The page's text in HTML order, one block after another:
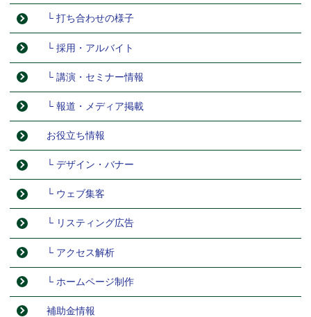
└ 打ち合わせの様子
└ 採用・アルバイト
└ 講演・セミナー情報
└ 報道・メディア掲載
お役立ち情報
└ デザイン・バナー
└ ウェブ集客
└ リスティング広告
└ アクセス解析
└ ホームページ制作
補助金情報